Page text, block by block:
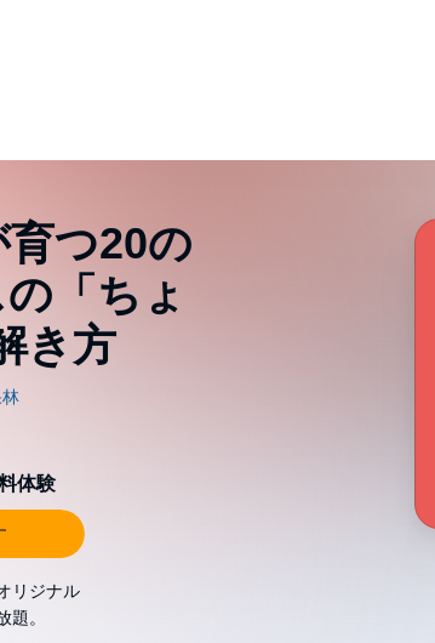
つ20の
「ちょ
き方
体験
リジナル
。